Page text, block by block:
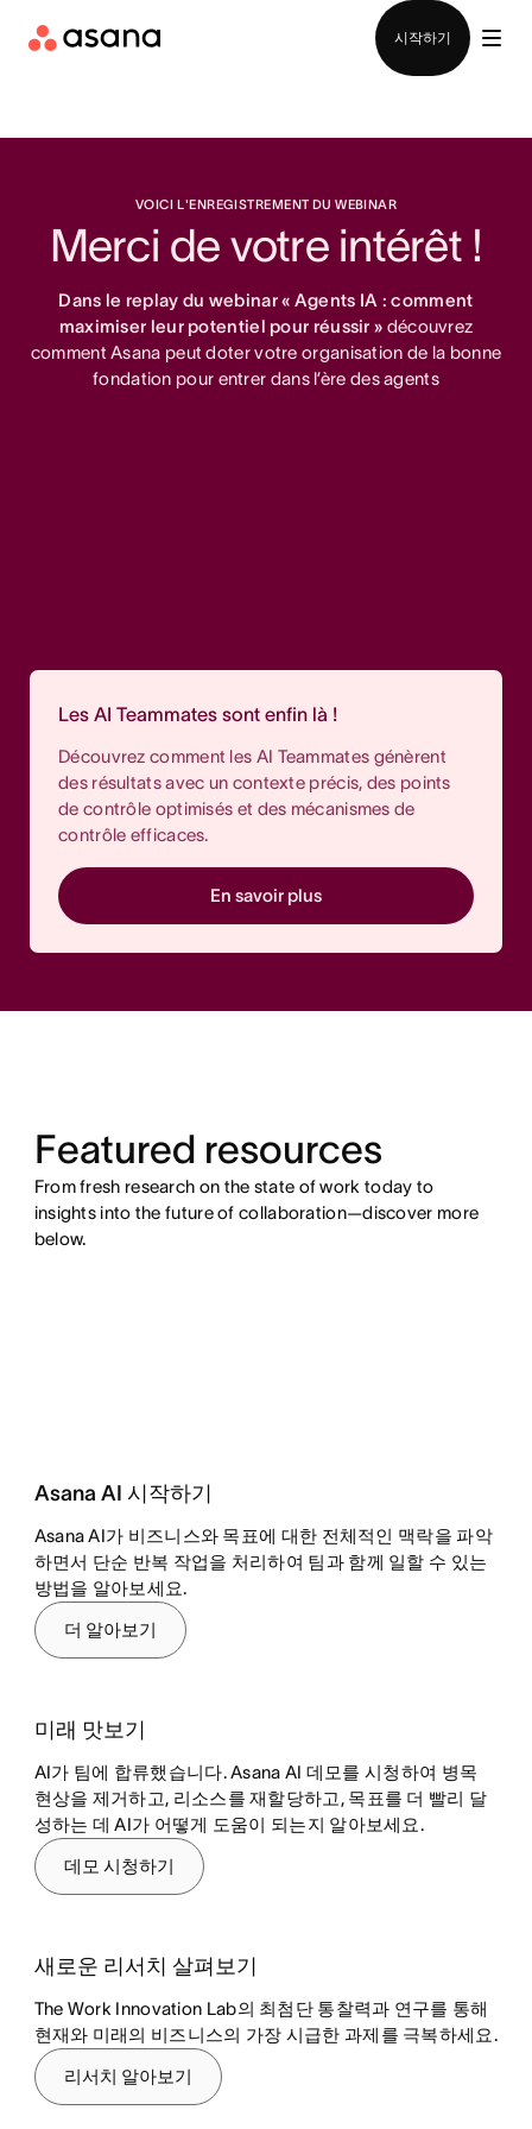
시작하기
VOICI L'ENREGISTREMENT DU WEBINAR
Merci de votre intérêt !
Dans le replay du webinar « Agents IA : comment
maximiser leur potentiel pour réussir » découvrez
comment Asana peut doter votre organisation de la bonne
fondation pour entrer dans l’ère des agents
Les AI Teammates sont enfin là !
Découvrez comment les AI Teammates génèrent
des résultats avec un contexte précis, des points
de contrôle optimisés et des mécanismes de
contrôle efficaces.
En savoir plus
Featured resources
From fresh research on the state of work today to
insights into the future of collaboration—discover more
below.
Asana AI 시작하기
Asana AI가 비즈니스와 목표에 대한 전체적인 맥락을 파악
하면서 단순 반복 작업을 처리하여 팀과 함께 일할 수 있는
방법을 알아보세요.
더 알아보기
미래 맛보기
AI가 팀에 합류했습니다. Asana AI 데모를 시청하여 병목
현상을 제거하고, 리소스를 재할당하고, 목표를 더 빨리 달
성하는 데 AI가 어떻게 도움이 되는지 알아보세요.
데모 시청하기
새로운 리서치 살펴보기
The Work Innovation Lab의 최첨단 통찰력과 연구를 통해
현재와 미래의 비즈니스의 가장 시급한 과제를 극복하세요.
리서치 알아보기